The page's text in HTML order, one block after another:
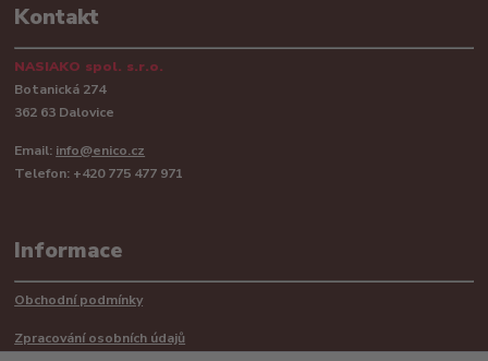
Kontakt
NASIAKO spol. s.r.o.
Botanická 274
362 63 Dalovice
Email: info@enico.cz
Telefon: +420 775 477 971
Informace
Obchodní podmínky
Zpracování osobních údajů